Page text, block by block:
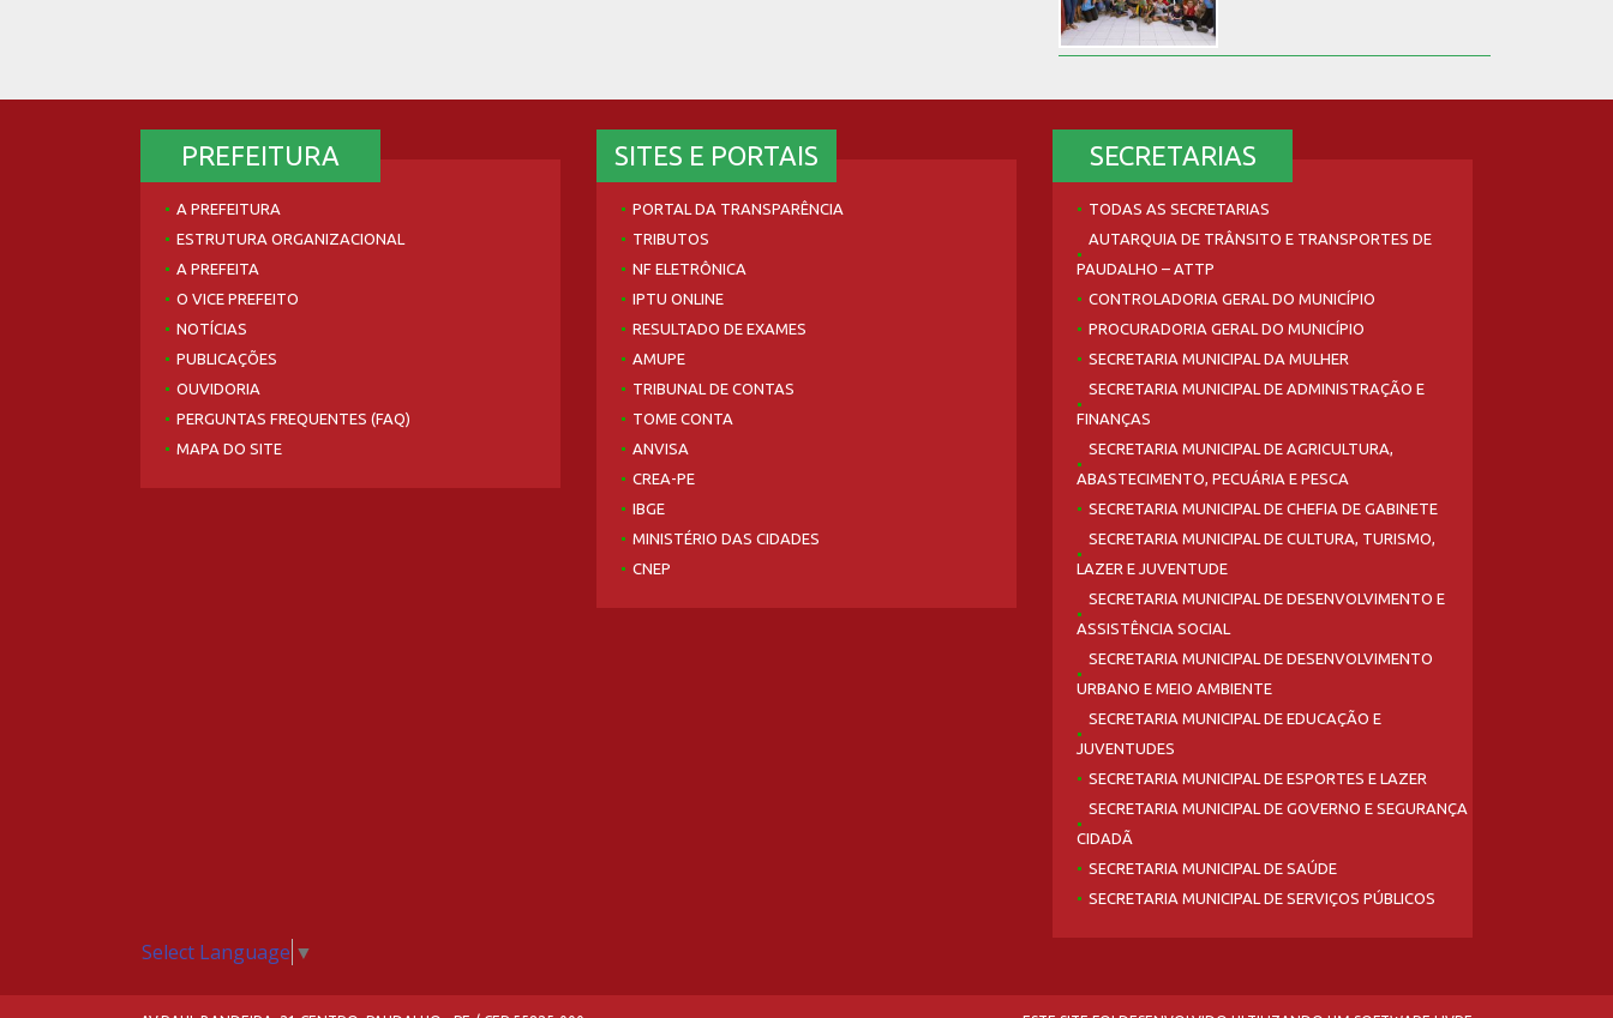
PREFEITURA
A PREFEITURA
ESTRUTURA ORGANIZACIONAL
A PREFEITA
O VICE PREFEITO
NOTÍCIAS
PUBLICAÇÕES
OUVIDORIA
PERGUNTAS FREQUENTES (FAQ)
MAPA DO SITE
SITES E PORTAIS
PORTAL DA TRANSPARÊNCIA
TRIBUTOS
NF ELETRÔNICA
IPTU ONLINE
RESULTADO DE EXAMES
AMUPE
TRIBUNAL DE CONTAS
TOME CONTA
ANVISA
CREA-PE
IBGE
MINISTÉRIO DAS CIDADES
CNEP
SECRETARIAS
TODAS AS SECRETARIAS
AUTARQUIA DE TRÂNSITO E TRANSPORTES DE
PAUDALHO – ATTP
CONTROLADORIA GERAL DO MUNICÍPIO
PROCURADORIA GERAL DO MUNICÍPIO
SECRETARIA MUNICIPAL DA MULHER
SECRETARIA MUNICIPAL DE ADMINISTRAÇÃO E
FINANÇAS
SECRETARIA MUNICIPAL DE AGRICULTURA,
ABASTECIMENTO, PECUÁRIA E PESCA
SECRETARIA MUNICIPAL DE CHEFIA DE GABINETE
SECRETARIA MUNICIPAL DE CULTURA, TURISMO,
LAZER E JUVENTUDE
SECRETARIA MUNICIPAL DE DESENVOLVIMENTO E
ASSISTÊNCIA SOCIAL
SECRETARIA MUNICIPAL DE DESENVOLVIMENTO
URBANO E MEIO AMBIENTE
SECRETARIA MUNICIPAL DE EDUCAÇÃO E
JUVENTUDES
SECRETARIA MUNICIPAL DE ESPORTES E LAZER
SECRETARIA MUNICIPAL DE GOVERNO E SEGURANÇA
CIDADÃ
SECRETARIA MUNICIPAL DE SAÚDE
SECRETARIA MUNICIPAL DE SERVIÇOS PÚBLICOS
Select Language ▼